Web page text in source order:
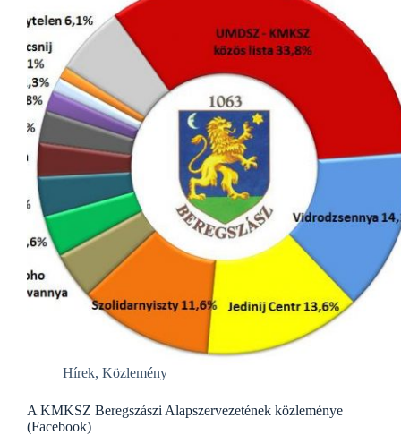
Hírek, Közlemény
A KMKSZ Beregszászi Alapszervezetének közleménye
(Facebook)